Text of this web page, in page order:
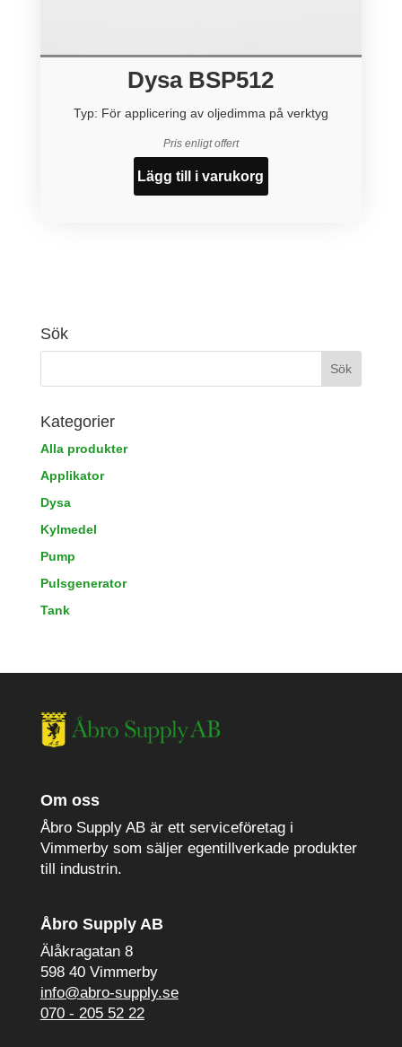
Dysa BSP512
Typ: För applicering av oljedimma på verktyg
Pris enligt offert
Lägg till i varukorg
Sök
Kategorier
Alla produkter
Applikator
Dysa
Kylmedel
Pump
Pulsgenerator
Tank
Om oss
Åbro Supply AB är ett serviceföretag i
Vimmerby som säljer egentillverkade produkter
till industrin.
Åbro Supply AB
Älåkragatan 8
598 40 Vimmerby
info@abro-supply.se
070 - 205 52 22